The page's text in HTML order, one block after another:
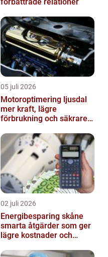
05 juli 2026
Motoroptimering ljusdal
mer kraft, lägre
förbrukning och säkrare
02 juli 2026
Energibesparing skåne
smarta åtgärder som ger
lägre kostnader och